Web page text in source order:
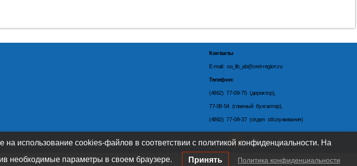
Контакты
E-mail: oo_lib_ab@orel-region.ru
Телефон:
(4862) 77-09-75 (директор),
77-08-54 (главный бухгалтер),
(4862) 77-08-37 (отдел обслуживания)
использование cookies-файлов в соответствии с политикой конфиденциальности. На
необходимые параметры в своем браузере. Принять Политика конфиденциальности